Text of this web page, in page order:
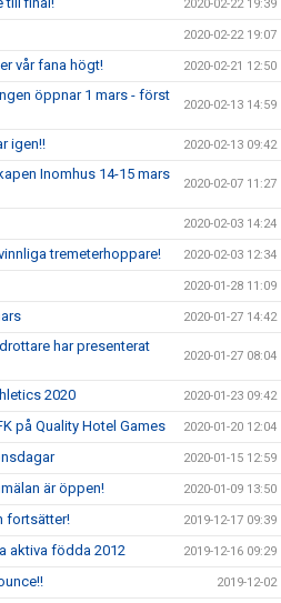
2020-02-22 19:39
2020-02-22 19:07
vår fana högt! 2020-02-21 12:50
öppnar 1 mars - först
2020-02-13 14:59
igen!! 2020-02-13 09:42
Inomhus 14-15 mars
2020-02-07 11:27
2020-02-03 14:24
tremeterhoppare! 2020-02-03 12:34
2020-01-28 11:09
2020-01-27 14:42
har presenterat
2020-01-27 08:04
2020 2020-01-23 09:42
på Quality Hotel Games 2020-01-20 12:04
2020-01-15 12:59
är öppen! 2020-01-09 13:50
fortsätter! 2019-12-17 09:39
aktiva födda 2012 2019-12-16 09:29
2019-12-02